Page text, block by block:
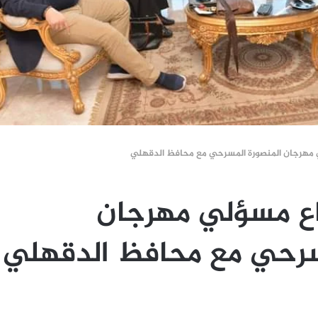
المنصورة المسرحي مع محافظ الدقهلي
مسؤلي مهرجان
مع محافظ الدقهلي